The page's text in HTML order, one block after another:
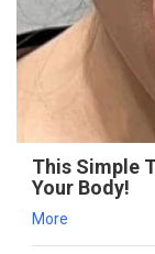
This Simple
Your Body!
More